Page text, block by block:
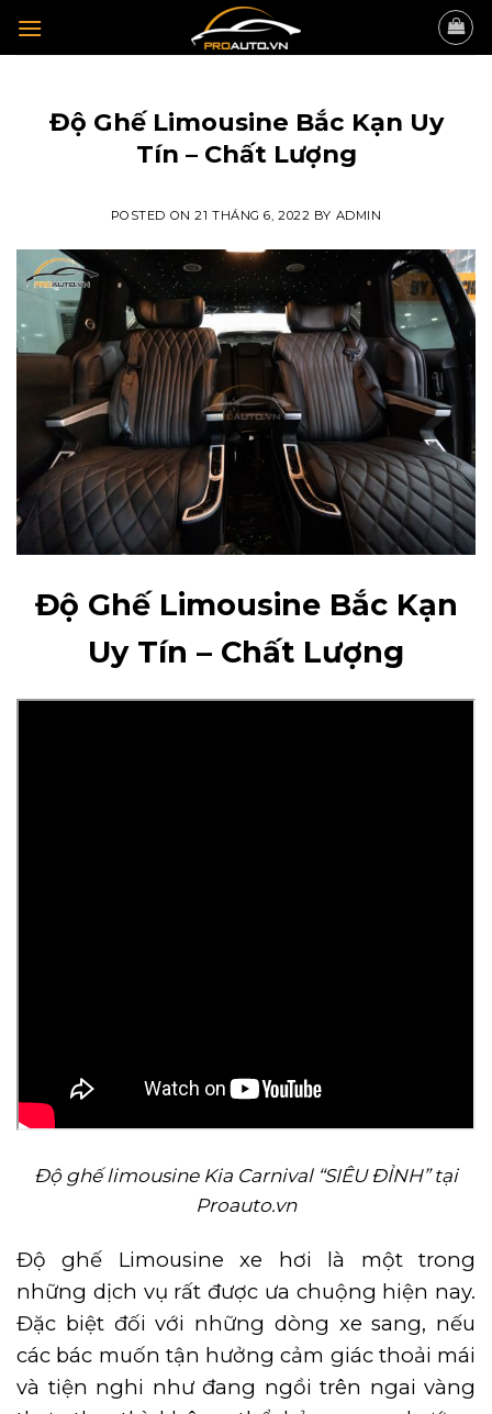
Độ Ghế Limousine Bắc Kạn Uy
Tín – Chất Lượng
POSTED ON21 THÁNG 6, 2022 BY ADMIN
Độ Ghế Limousine Bắc Kạn
Uy Tín – Chất Lượng
Độ ghế limousine Kia Carnival “SIÊU ĐỈNH” tại
Proauto.vn
Độ ghế Limousine xe hơi là một trong
những dịch vụ rất được ưa chuộng hiện nay.
Đặc biệt đối với những dòng xe sang, nếu
các bác muốn tận hưởng cảm giác thoải mái
và tiện nghi như đang ngồi trên ngai vàng